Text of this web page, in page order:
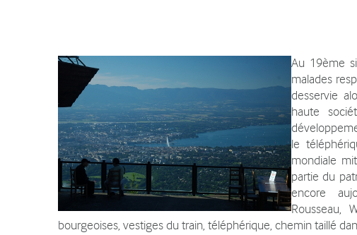
Animations de la Maison du
Salève
Evènements sur le Salève
Visites, conférences
Tourisme
Associations, partenaires
Institutions partenaires
Au 19ème
malades
desservie
haute
le
mondiale
partie du
encore
Rousseau,
bourgeoises, vestiges du train, téléphérique, chemin taillé